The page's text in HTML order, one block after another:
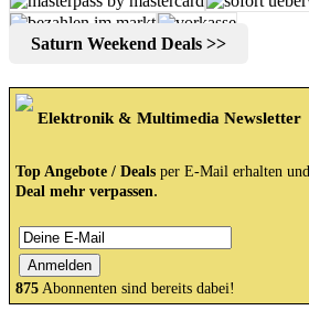
Saturn Weekend Deals >>
Elektronik & Multimedia Newsletter
Top Angebote / Deals per E-Mail erhalten und
Deal mehr verpassen.
875 Abonnenten sind bereits dabei!